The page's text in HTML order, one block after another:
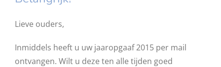
Lieve ouders,
Inmiddels heeft u uw jaaropgaaf 2015 per mail
ontvangen. Wilt u deze ten alle tijden goed